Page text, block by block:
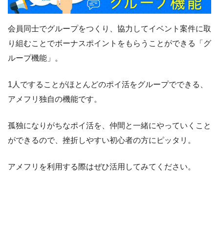
会員同士でグループをつくり、協力してイベント案件に取
り組むことでボーナスポイントをもらうことができる「グ
ループ機能」。
1人ですることがほとんどのポイ活をグループでできる、
アメフリ独自の機能です。
孤独になりがちなポイ活を、仲間と一緒にやっていくこと
ができるので、挫折しやすい初心者の方にピッタリ。
アメフリを利用する際はぜひ活用してみてください。